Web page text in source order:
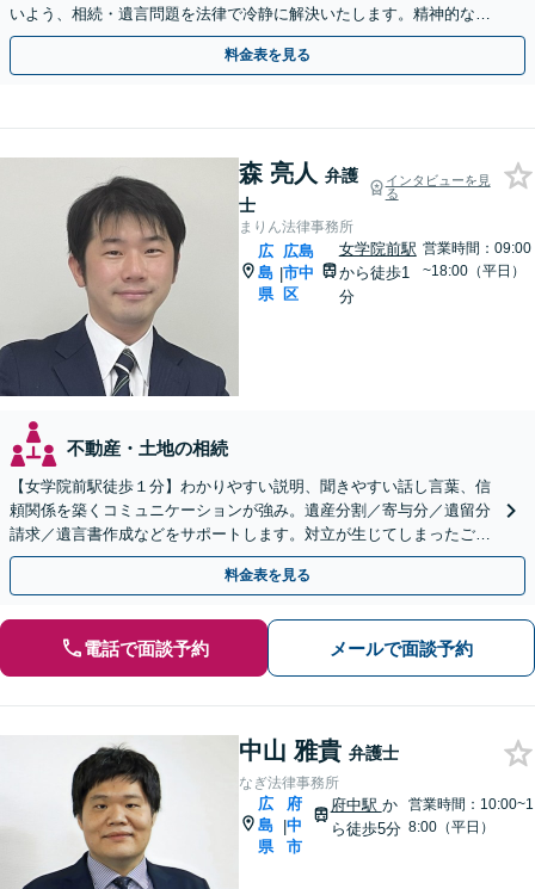
いよう、相続・遺言問題を法律で冷静に解決いたします。精神的な負
担を軽減し、不利にならない主張をサポートいたします。
料金表を見る
森 亮人 弁護
士
インタビューを見
る
まりん法律事務所
広
島
県
|
広島
市中
区
女学院前駅
から徒歩1
分
営業時間：09:00
~18:00（平日）
不動産・土地の相続
【女学院前駅徒歩１分】わかりやすい説明、聞きやすい話し言葉、信
頼関係を築くコミュニケーションが強み。遺産分割／寄与分／遺留分
請求／遺言書作成などをサポートします。対立が生じてしまったご家
族間の感情にも丁寧に配慮いたします。
料金表を見る
電話で面談予約 メールで面談予約
中山 雅貴 弁護士
なぎ法律事務所
広
島
県
|
府
中
市
府中駅 か
ら徒歩5分
営業時間：10:00~1
8:00（平日）